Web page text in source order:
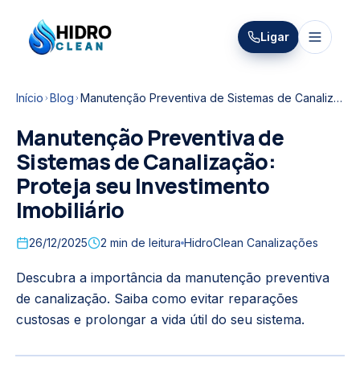
HIDRO
CLEAN
HidroClean Canalizações
Ligar
Início Blog Manutenção Preventiva de Sistemas de Canalização: Proteja seu Investimento Imobiliário
Manutenção Preventiva de
Sistemas de Canalização:
Proteja seu Investimento
Imobiliário
26/12/2025 2 min de leitura HidroClean Canalizações
Descubra a importância da manutenção preventiva
de canalização. Saiba como evitar reparações
custosas e prolongar a vida útil do seu sistema.